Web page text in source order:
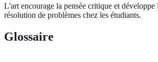
L'art encourage la pensée critique et développe
résolution de problèmes chez les étudiants.
Glossaire